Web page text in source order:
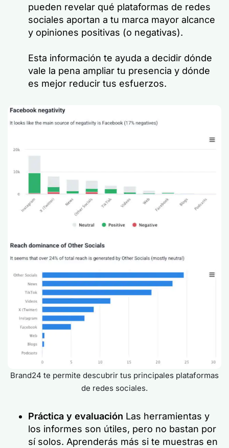
pueden revelar qué plataformas de redes
sociales aportan a tu marca mayor alcance
y opiniones positivas (o negativas).
Esta información te ayuda a decidir dónde
vale la pena ampliar tu presencia y dónde
es mejor reducir tus esfuerzos.
Brand24 te permite descubrir tus principales plataformas
de redes sociales.
Práctica y evaluación Las herramientas y
los informes son útiles, pero no bastan por
sí solos. Aprenderás más si te muestras en